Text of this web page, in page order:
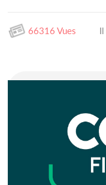
66316 Vues Il